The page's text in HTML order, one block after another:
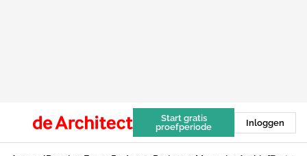
Start gratis
proefperiode
Inloggen